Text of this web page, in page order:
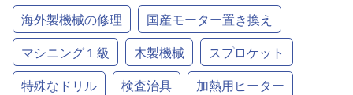
海外製機械の修理
国産モーター置き換え
マシニング１級
木製機械
スプロケット
特殊なドリル
検査治具
加熱用ヒーター